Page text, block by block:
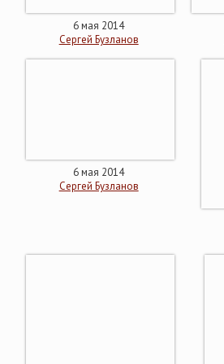
6 мая 2014
Сергей Бузланов
6 мая 2014
Сергей Бузланов